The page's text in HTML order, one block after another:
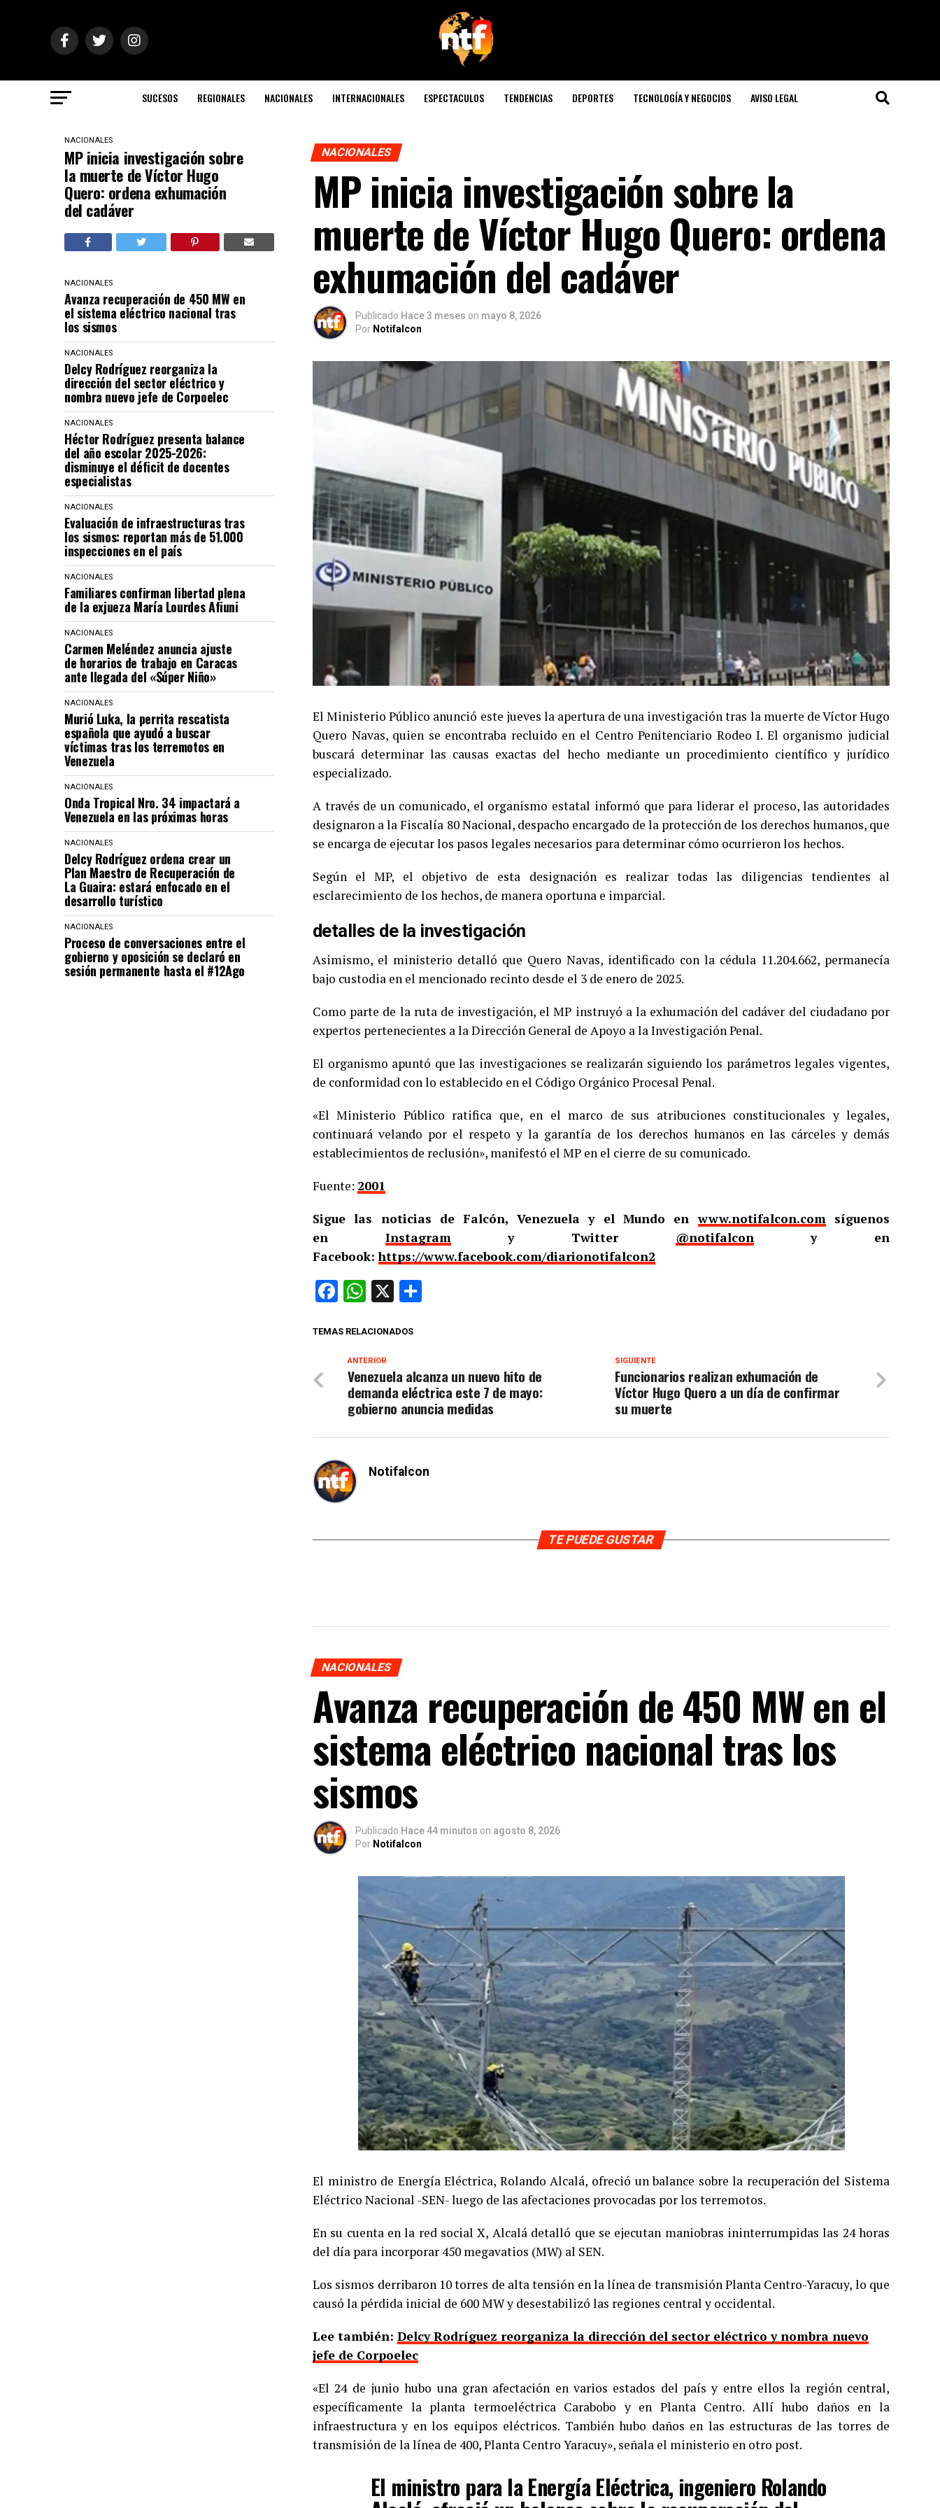
SUCESOS REGIONALES NACIONALES INTERNACIONALES ESPECTACULOS TENDENCIAS DEPORTES TECNOLOGÍA Y NEGOCIOS AVISO LEGAL
NACIONALES
MP inicia investigación sobre
la muerte de Víctor Hugo
Quero: ordena exhumación
del cadáver
NACIONALES
Avanza recuperación de 450 MW en
el sistema eléctrico nacional tras
los sismos
NACIONALES
Delcy Rodríguez reorganiza la
dirección del sector eléctrico y
nombra nuevo jefe de Corpoelec
NACIONALES
Héctor Rodríguez presenta balance
del año escolar 2025-2026:
disminuye el déficit de docentes
especialistas
NACIONALES
Evaluación de infraestructuras tras
los sismos: reportan más de 51.000
inspecciones en el país
NACIONALES
Familiares confirman libertad plena
de la exjueza María Lourdes Afiuni
NACIONALES
Carmen Meléndez anuncia ajuste
de horarios de trabajo en Caracas
ante llegada del «Súper Niño»
NACIONALES
Murió Luka, la perrita rescatista
española que ayudó a buscar
víctimas tras los terremotos en
Venezuela
NACIONALES
Onda Tropical Nro. 34 impactará a
Venezuela en las próximas horas
NACIONALES
Delcy Rodríguez ordena crear un
Plan Maestro de Recuperación de
La Guaira: estará enfocado en el
desarrollo turístico
NACIONALES
Proceso de conversaciones entre el
gobierno y oposición se declaró en
sesión permanente hasta el #12Ago
NACIONALES
MP inicia investigación sobre la
muerte de Víctor Hugo Quero: ordena
exhumación del cadáver
Publicado Hace 3 meses on mayo 8, 2026
Por Notifalcon
El Ministerio Público anunció este jueves la apertura de una investigación tras la muerte de Víctor Hugo
Quero Navas, quien se encontraba recluido en el Centro Penitenciario Rodeo I. El organismo judicial
buscará determinar las causas exactas del hecho mediante un procedimiento científico y jurídico
especializado.
A través de un comunicado, el organismo estatal informó que para liderar el proceso, las autoridades
designaron a la Fiscalía 80 Nacional, despacho encargado de la protección de los derechos humanos, que
se encarga de ejecutar los pasos legales necesarios para determinar cómo ocurrieron los hechos.
Según el MP, el objetivo de esta designación es realizar todas las diligencias tendientes al
esclarecimiento de los hechos, de manera oportuna e imparcial.
detalles de la investigación
Asimismo, el ministerio detalló que Quero Navas, identificado con la cédula 11.204.662, permanecía
bajo custodia en el mencionado recinto desde el 3 de enero de 2025.
Como parte de la ruta de investigación, el MP instruyó a la exhumación del cadáver del ciudadano por
expertos pertenecientes a la Dirección General de Apoyo a la Investigación Penal.
El organismo apuntó que las investigaciones se realizarán siguiendo los parámetros legales vigentes,
de conformidad con lo establecido en el Código Orgánico Procesal Penal.
«El Ministerio Público ratifica que, en el marco de sus atribuciones constitucionales y legales,
continuará velando por el respeto y la garantía de los derechos humanos en las cárceles y demás
establecimientos de reclusión», manifestó el MP en el cierre de su comunicado.
Fuente: 2001
Sigue las noticias de Falcón, Venezuela y el Mundo enwww.notifalcon.comsíguenos
en Instagramy Twitter @notifalcony en
Facebook:https://www.facebook.com/diarionotifalcon2
Facebook
WhatsApp
X
TEMAS RELACIONADOS
SIGUIENTE
Funcionarios realizan exhumación de
Víctor Hugo Quero a un día de confirmar
su muerte
ANTERIOR
Venezuela alcanza un nuevo hito de
demanda eléctrica este 7 de mayo:
gobierno anuncia medidas
Notifalcon
TE PUEDE GUSTAR
NACIONALES
Avanza recuperación de 450 MW en el
sistema eléctrico nacional tras los
sismos
Publicado Hace 44 minutos on agosto 8, 2026
Por Notifalcon
El ministro de Energía Eléctrica, Rolando Alcalá, ofreció un balance sobre la recuperación del Sistema
Eléctrico Nacional -SEN- luego de las afectaciones provocadas por los terremotos.
En su cuenta en la red social X, Alcalá detalló que se ejecutan maniobras ininterrumpidas las 24 horas
del día para incorporar 450 megavatios (MW) al SEN.
Los sismos derribaron 10 torres de alta tensión en la línea de transmisión Planta Centro-Yaracuy, lo que
causó la pérdida inicial de 600 MW y desestabilizó las regiones central y occidental.
Lee también: Delcy Rodríguez reorganiza la dirección del sector eléctrico y nombra nuevo
jefe de Corpoelec
«El 24 de junio hubo una gran afectación en varios estados del país y entre ellos la región central,
específicamente la planta termoeléctrica Carabobo y en Planta Centro. Allí hubo daños en la
infraestructura y en los equipos eléctricos. También hubo daños en las estructuras de las torres de
transmisión de la línea de 400, Planta Centro Yaracuy», señala el ministerio en otro post.
El ministro para la Energía Eléctrica, ingeniero Rolando